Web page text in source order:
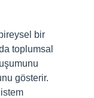
bir
toplumsal
gösterir.